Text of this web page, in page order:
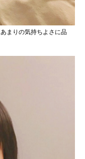
あまりの気持ちよさに品